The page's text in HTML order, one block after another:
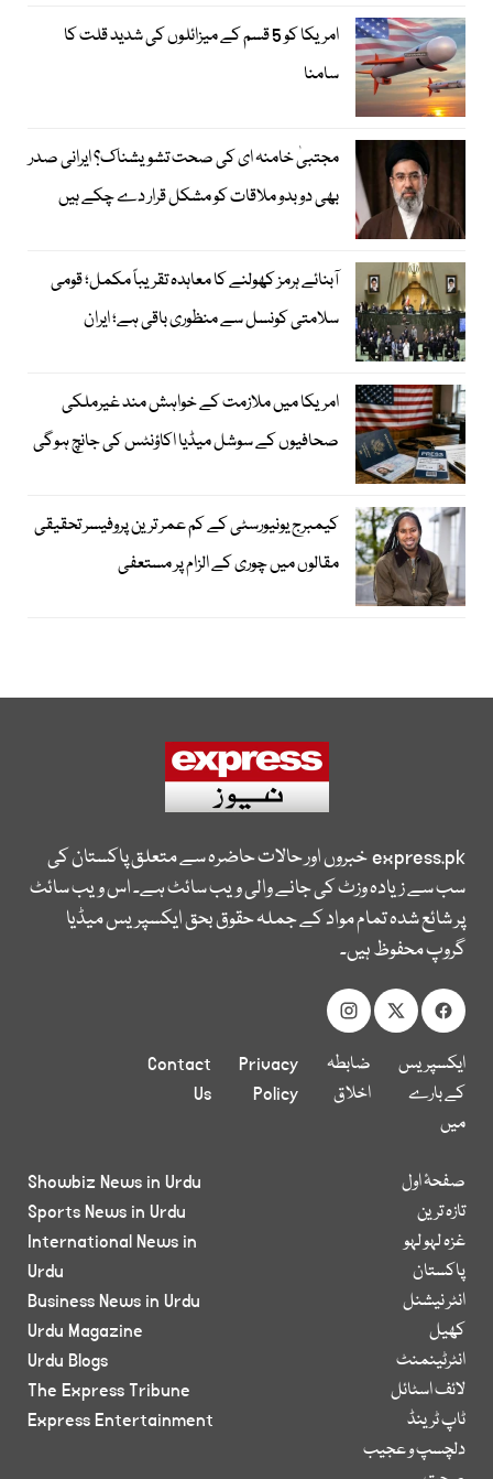
امریکا کو 5 قسم کے میزائلوں کی شدید قلت کا
سامنا
مجتبیٰ خامنہ ای کی صحت تشویشناک؟ ایرانی صدر
بھی دوبدو ملاقات کو مشکل قرار دے چکے ہیں
آبنائے ہرمز کھولنے کا معاہدہ تقریباً مکمل؛ قومی
سلامتی کونسل سے منظوری باقی ہے؛ ایران
امریکا میں ملازمت کے خواہش مند غیرملکی
صحافیوں کے سوشل میڈیا اکاؤنٹس کی جانچ ہوگی
کیمبرج یونیورسٹی کے کم عمر ترین پروفیسر تحقیقی
مقالوں میں چوری کے الزام پر مستعفی
express.pkخبروں اور حالات حاضرہ سے متعلق پاکستان کی
سب سے زیادہ وزٹ کی جانے والی ویب سائٹ ہے۔ اس ویب سائٹ
پر شائع شدہ تمام مواد کے جملہ حقوق بحق ایکسپریس میڈیا
گروپ محفوظ ہیں۔
ایکسپریس
کے بارے
میں
ضابطہ
اخلاق
Privacy
Policy
Contact
Us
صفحۂ اول
تازہ ترین
غزہ لہو لہو
پاکستان
انٹر نیشنل
کھیل
انٹرٹینمنٹ
لائف اسٹائل
ٹاپ ٹرینڈ
دلچسپ و عجیب
Showbiz News in Urdu
Sports News in Urdu
International News in
Urdu
Business News in Urdu
Urdu Magazine
Urdu Blogs
The Express Tribune
Express Entertainment